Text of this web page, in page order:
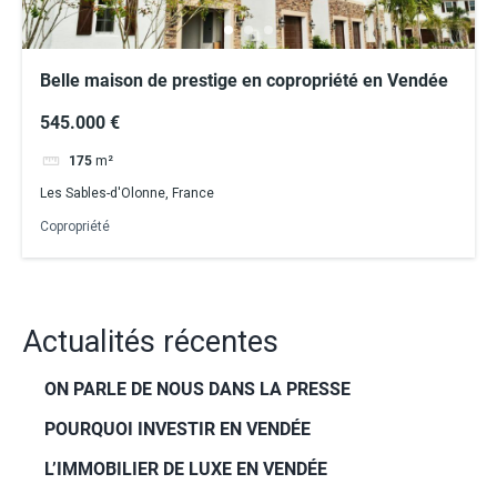
Belle maison de prestige en copropriété en Vendée
545.000 €
175 m²
Les Sables-d'Olonne, France
Copropriété
Actualités récentes
ON PARLE DE NOUS DANS LA PRESSE
POURQUOI INVESTIR EN VENDÉE
L’IMMOBILIER DE LUXE EN VENDÉE